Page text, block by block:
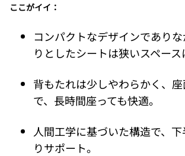
ここがイイ：
コンパクトなデザインであり
りとしたシートは狭いスペース
背もたれは少しやわらかく、
で、長時間座っても快適。
人間工学に基づいた構造で、
りサポート。